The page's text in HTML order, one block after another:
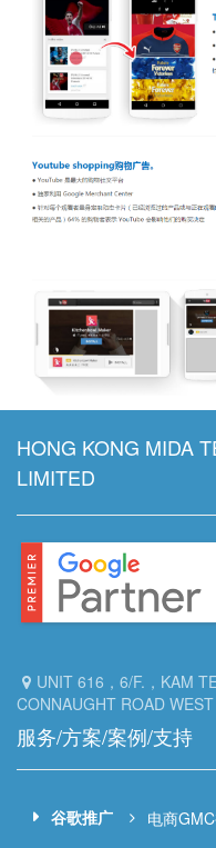
HONG KONG MIDA
LIMITED
UNIT 616，6/F.，KAM
CONNAUGHT ROAD
服务/方案/案例/支持
谷歌推广 电商